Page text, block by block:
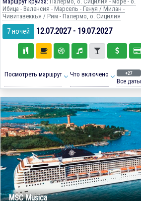
Ибица - Валенсия - Марсель - Генуя / Милан -
Чивитавеккья / Рим - Палермо, о. Сицилия
7 ночей 12.07.2027 - 19.07.2027
Посмотреть маршрут Что включено +27
Все даты
MSC Musica